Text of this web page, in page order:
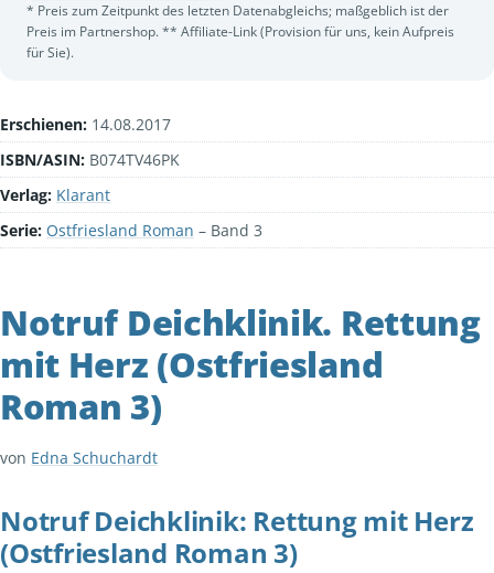
* Preis zum Zeitpunkt des letzten Datenabgleichs; maßgeblich ist der
Preis im Partnershop. ** Affiliate-Link (Provision für uns, kein Aufpreis
für Sie).
Erschienen: 14.08.2017
ISBN/ASIN: B074TV46PK
Verlag: Klarant
Serie: Ostfriesland Roman – Band 3
Notruf Deichklinik. Rettung
mit Herz (Ostfriesland
Roman 3)
von Edna Schuchardt
Notruf Deichklinik: Rettung mit Herz
(Ostfriesland Roman 3)